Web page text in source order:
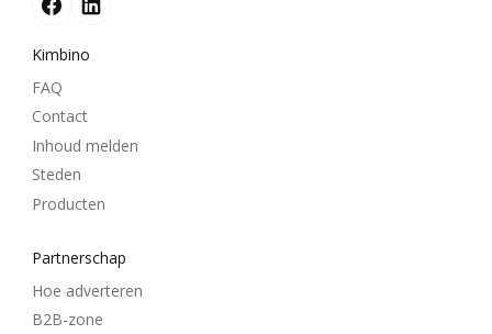
Kimbino
FAQ
Contact
Inhoud melden
Steden
Producten
Partnerschap
Hoe adverteren
B2B-zone